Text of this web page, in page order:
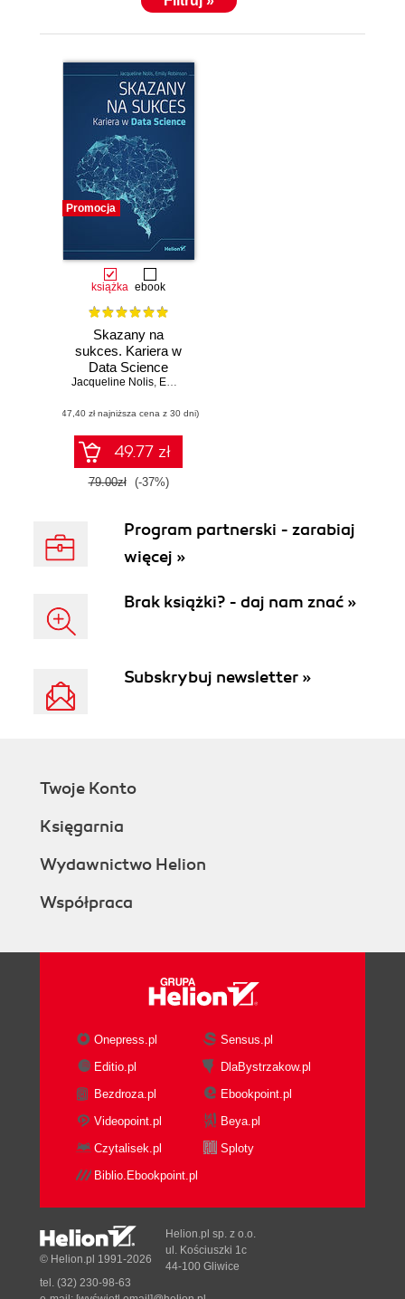
Promocja
książka ebook
Skazany na
sukces. Kariera w
Data Science
Jacqueline Nolis, Emily Robinson
(47,40 zł najniższa cena z 30 dni)
49.77 zł
79.00zł (-37%)
Program partnerski - zarabiaj
więcej »
Brak książki? - daj nam znać »
Subskrybuj newsletter »
Twoje Konto
Księgarnia
Wydawnictwo Helion
Współpraca
Onepress.pl
Sensus.pl
Editio.pl
DlaBystrzakow.pl
Bezdroza.pl
Ebookpoint.pl
Videopoint.pl
Beya.pl
Czytalisek.pl
Sploty
Biblio.Ebookpoint.pl
© Helion.pl 1991-2026
Helion.pl sp. z o.o.
ul. Kościuszki 1c
44-100 Gliwice
tel. (32) 230-98-63